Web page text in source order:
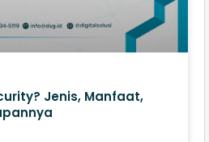
Jenis, Manfaat,